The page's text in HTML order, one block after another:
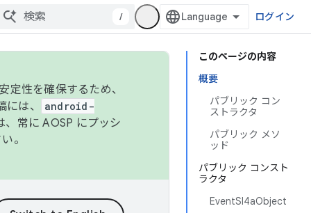
/ ログイン
このページの内容
概要
パブリック コン
ストラクタ
パブリック メソ
ッド
パブリック コンスト
ラクタ
EventSl4aObject
性を確保するため、
は、
android-
常に AOSP にプッシ
。